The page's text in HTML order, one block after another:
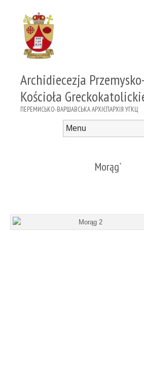
Archidiecezja
Kościoła
ПЕРЕМИСЬКО-ВАРШАВСЬКА АРХІЄПАРХІЯ УГКЦ
Morąg`